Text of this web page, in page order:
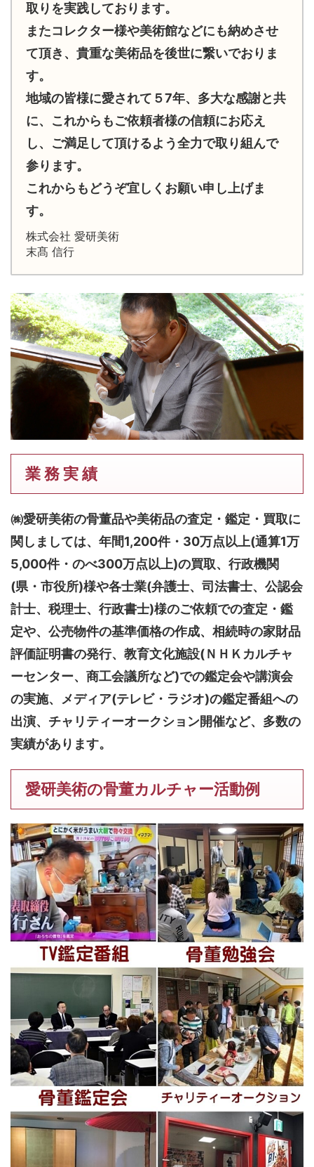
取りを実践しております。
またコレクター様や美術館などにも納めさせ
て頂き、貴重な美術品を後世に繋いでおりま
す。
地域の皆様に愛されて５7年、多大な感謝と共
に、これからもご依頼者様の信頼にお応え
し、ご満足して頂けるよう全力で取り組んで
参ります。
これからもどうぞ宜しくお願い申し上げま
す。
株式会社 愛研美術
末髙 信行
業 務 実 績
㈱愛研美術の骨董品や美術品の査定・鑑定・買取に
関しましては、 年間1,200件・30万点以上(通算1万
5,000件・のべ300万点以上)の買取、行政機関
(県・市役所)様や各士業(弁護士、司法書士、公認会
計士、税理士、行政書士)様のご依頼での査定・鑑
定や、公売物件の基準価格の作成、相続時の家財品
評価証明書の発行、教育文化施設(ＮＨＫカルチャ
ーセンター、商工会議所など)での鑑定会や講演会
の実施、メディア(テレビ・ラジオ)の鑑定番組への
出演、チャリティーオークション開催など、多数の
実績があります。
愛研美術の骨董カルチャー活動例